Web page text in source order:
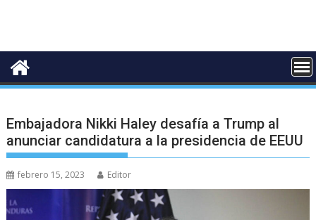
Embajadora Nikki Haley desafía a Trump al
anunciar candidatura a la presidencia de EEUU
febrero 15, 2023 Editor